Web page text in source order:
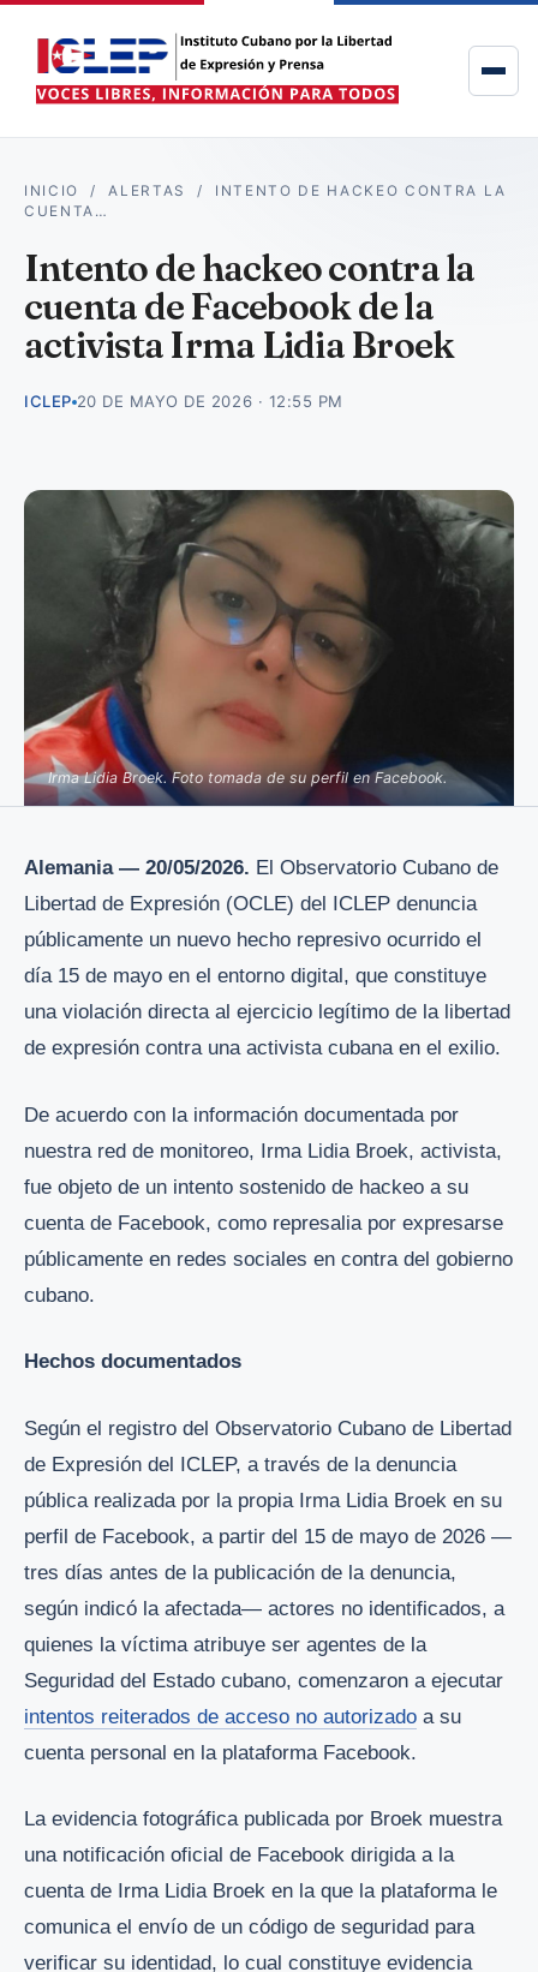
INICIO /ALERTAS / INTENTO DE HACKEO CONTRA LA
CUENTA…
Intento de hackeo contra la
cuenta de Facebook de la
activista Irma Lidia Broek
ICLEP 20 DE MAYO DE 2026 · 12:55 PM
Irma Lidia Broek. Foto tomada de su perfil en Facebook.
Alemania — 20/05/2026. El Observatorio Cubano de
Libertad de Expresión (OCLE) del ICLEP denuncia
públicamente un nuevo hecho represivo ocurrido el
día 15 de mayo en el entorno digital, que constituye
una violación directa al ejercicio legítimo de la libertad
de expresión contra una activista cubana en el exilio.
De acuerdo con la información documentada por
nuestra red de monitoreo, Irma Lidia Broek, activista,
fue objeto de un intento sostenido de hackeo a su
cuenta de Facebook, como represalia por expresarse
públicamente en redes sociales en contra del gobierno
cubano.
Hechos documentados
Según el registro del Observatorio Cubano de Libertad
de Expresión del ICLEP, a través de la denuncia
pública realizada por la propia Irma Lidia Broek en su
perfil de Facebook, a partir del 15 de mayo de 2026 —
tres días antes de la publicación de la denuncia,
según indicó la afectada— actores no identificados, a
quienes la víctima atribuye ser agentes de la
Seguridad del Estado cubano, comenzaron a ejecutar
intentos reiterados de acceso no autorizado a su
cuenta personal en la plataforma Facebook.
La evidencia fotográfica publicada por Broek muestra
una notificación oficial de Facebook dirigida a la
cuenta de Irma Lidia Broek en la que la plataforma le
comunica el envío de un código de seguridad para
verificar su identidad, lo cual constituye evidencia